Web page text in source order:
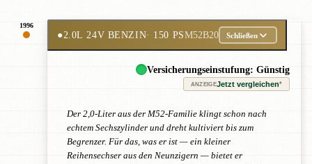
1996
●2.0L 24V BENZIN· 150 PSM52B20 Schließen
Versicherungseinstufung: Günstig
ANZEIGEJetzt vergleichen*
Der 2,0-Liter aus der M52-Familie klingt schon nach
echtem Sechszylinder und dreht kultiviert bis zum
Begrenzer. Für das, was er ist — ein kleiner
Reihensechser aus den Neunzigern — bietet er